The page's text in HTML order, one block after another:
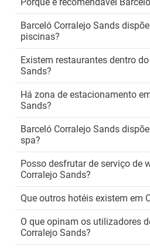
Barceló Corralejo Sands
piscinas?
Existem restaurantes dentro
Sands?
Há zona de estacionamento
Sands?
Barceló Corralejo Sands
spa?
Posso desfrutar de serviço de
Corralejo Sands?
Que outros hotéis existem em
O que opinam os utilizadores
Corralejo Sands?